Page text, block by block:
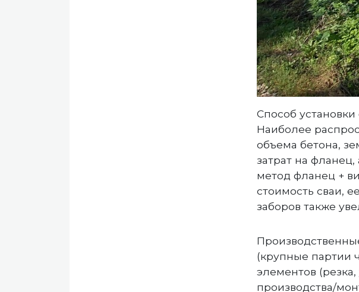
Способ установки
Наиболее
объема бетона,
затрат на
метод фланец +
стоимость сваи,
заборов также
(крупные партии
элементов
производства/